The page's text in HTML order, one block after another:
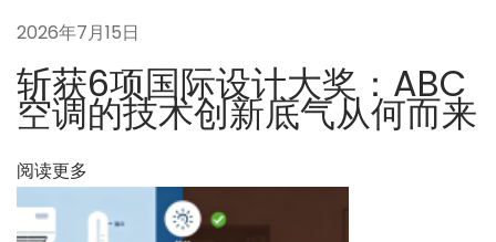
调
的
传
感
器
与
算
2026年7月15日
斩获6项国际设计大奖：ABC
空调的技术创新底气从何而来
阅读更多